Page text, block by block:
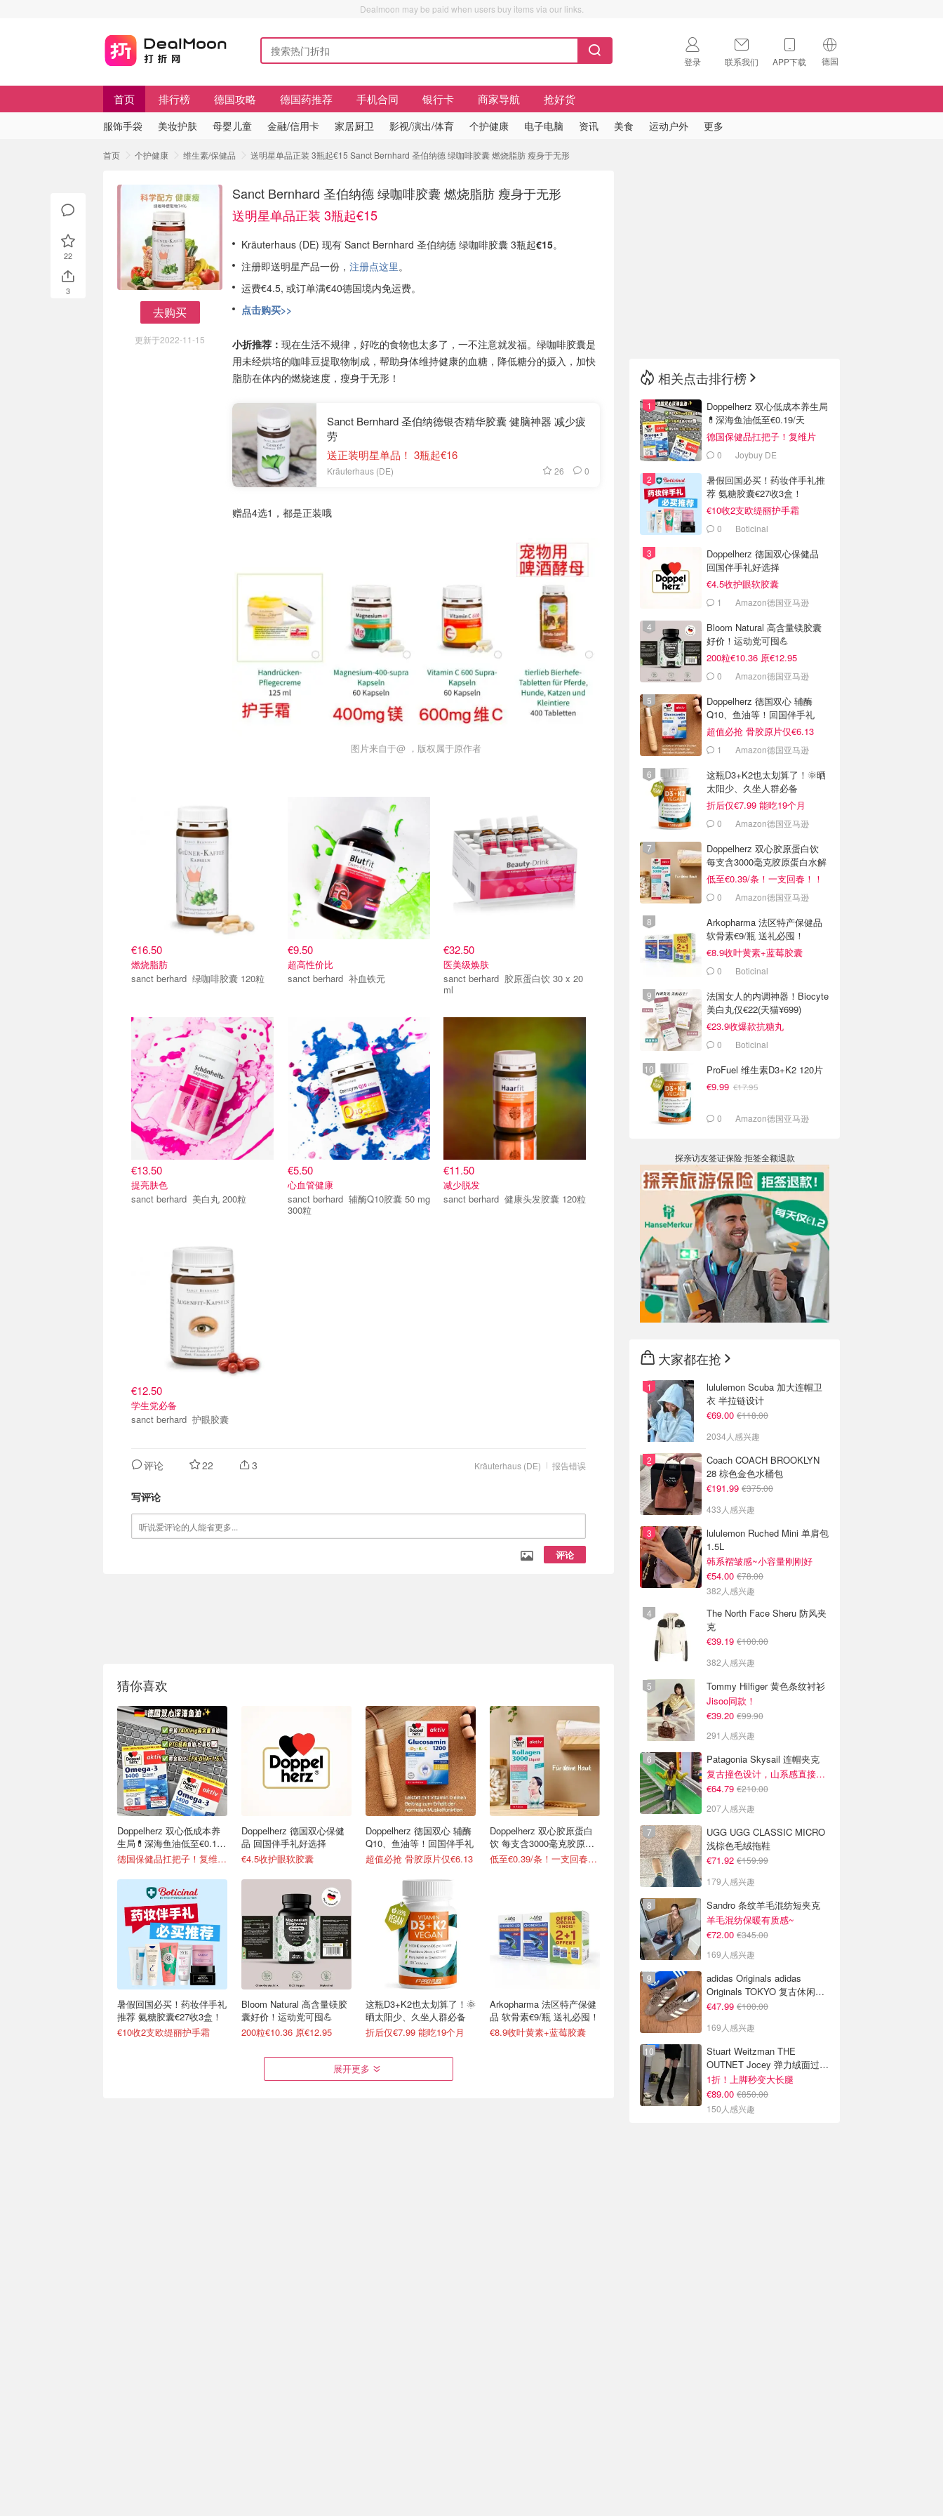
Dealmoon may be paid when users buy items via our links.
登录 联系我们 APP下载 德国
🇺🇸
首页 排行榜 德国攻略 德国药推荐 手机合同 银行卡 商家导航 抢好货
服饰手袋 美妆护肤 母婴儿童 金融/信用卡 家居厨卫 影视/演出/体育 个护健康 电子电脑 资讯 美食 运动户外 更多
首页 个护健康 维生素/保健品 送明星单品正装 3瓶起€15 Sanct Bernhard 圣伯纳德 绿咖啡胶囊 燃烧脂肪 瘦身于无形
去购买
更新于2022-11-15
Sanct Bernhard 圣伯纳德 绿咖啡胶囊 燃烧脂肪 瘦身于无形
送明星单品正装 3瓶起€15
Kräuterhaus (DE) 现有 Sanct Bernhard 圣伯纳德 绿咖啡胶囊 3瓶起€15。
注册即送明星产品一份， 注册点这里。
运费€4.5, 或订单满€40德国境内免运费。
点击购买>>
小折推荐： 现在生活不规律，好吃的食物也太多了，一不注意就发福。绿咖啡胶囊是
用未经烘培的咖啡豆提取物制成，帮助身体维持健康的血糖，降低糖分的摄入，加快
脂肪在体内的燃烧速度，瘦身于无形！
Sanct Bernhard 圣伯纳德银杏精华胶囊 健脑神器 减少疲
劳
送正装明星单品！ 3瓶起€16
Kräuterhaus (DE) 26 0
赠品4选1，都是正装哦
图片来自于@ ，版权属于原作者
€16.50
燃烧脂肪
sanct berhard 绿咖啡胶囊 120粒
€9.50
超高性价比
sanct berhard 补血铁元
€32.50
医美级焕肤
sanct berhard 胶原蛋白饮 30 x 20
ml
€13.50
提亮肤色
sanct berhard 美白丸 200粒
€5.50
心血管健康
sanct berhard 辅酶Q10胶囊 50 mg
300粒
€11.50
减少脱发
sanct berhard 健康头发胶囊 120粒
€12.50
学生党必备
sanct berhard 护眼胶囊
报告错误
Kräuterhaus (DE)
评论 22 3
写评论
评论
猜你喜欢
Doppelherz 双心低成本养
生局💊深海鱼油低至€0.19/
天
德国保健品扛把子！复维片€4.4收
暑假回国必买！药妆伴手礼
推荐 氨糖胶囊€27收3盒！
€10收2支欧缇丽护手霜
Doppelherz 德国双心保健
品 回国伴手礼好选择
€4.5收护眼软胶囊
Bloom Natural 高含量镁胶
囊好价！运动党可囤💪
200粒€10.36 原€12.95
Doppelherz 德国双心 辅酶
Q10、鱼油等！回国伴手礼
超值必抢 骨胶原片仅€6.13
这瓶D3+K2也太划算了！🌞
晒太阳少、久坐人群必备
折后仅€7.99 能吃19个月
Doppelherz 双心胶原蛋白
饮 每支含3000毫克胶原蛋
白水解物
低至€0.39/条！一支回春！！
Arkopharma 法区特产保健
品 软骨素€9/瓶 送礼必囤！
€8.9收叶黄素+蓝莓胶囊
展开更多
22
3
相关点击排行榜
Doppelherz 双心低成本养生局
💊深海鱼油低至€0.19/天
德国保健品扛把子！复维片
€4.4收
0 Joybuy DE
暑假回国必买！药妆伴手礼推
荐 氨糖胶囊€27收3盒！
€10收2支欧缇丽护手霜
0 Boticinal
Doppelherz 德国双心保健品
回国伴手礼好选择
€4.5收护眼软胶囊
1 Amazon德国亚马逊
Bloom Natural 高含量镁胶囊
好价！运动党可囤💪
200粒€10.36 原€12.95
0 Amazon德国亚马逊
Doppelherz 德国双心 辅酶
Q10、鱼油等！回国伴手礼
超值必抢 骨胶原片仅€6.13
1 Amazon德国亚马逊
这瓶D3+K2也太划算了！🌞晒
太阳少、久坐人群必备
折后仅€7.99 能吃19个月
0 Amazon德国亚马逊
Doppelherz 双心胶原蛋白饮
每支含3000毫克胶原蛋白水解
物
低至€0.39/条！一支回春！！
0 Amazon德国亚马逊
Arkopharma 法区特产保健品
软骨素€9/瓶 送礼必囤！
€8.9收叶黄素+蓝莓胶囊
0 Boticinal
法国女人的内调神器！Biocyte
美白丸仅€22(天猫¥699)
€23.9收爆款抗糖丸
0 Boticinal
ProFuel 维生素D3+K2 120片
€9.99 €17.95
0 Amazon德国亚马逊
探亲访友签证保险 拒签全额退款
大家都在抢
lululemon Scuba 加大连帽卫
衣 半拉链设计
€69.00 €118.00
2034人感兴趣
Coach COACH BROOKLYN
28 棕色金色水桶包
€191.99 €375.00
433人感兴趣
lululemon Ruched Mini 单肩包
1.5L
韩系褶皱感~小容量刚刚好
€54.00 €78.00
382人感兴趣
The North Face Sheru 防风夹
克
€39.19 €100.00
382人感兴趣
Tommy Hilfiger 黄色条纹衬衫
Jisoo同款！
€39.20 €99.90
291人感兴趣
Patagonia Skysail 连帽夹克
复古撞色设计，山系感直接拉满
€64.79 €210.00
207人感兴趣
UGG UGG CLASSIC MICRO
浅棕色毛绒拖鞋
€71.92 €159.99
179人感兴趣
Sandro 条纹羊毛混纺短夹克
羊毛混纺保暖有质感~
€72.00 €345.00
169人感兴趣
adidas Originals adidas
Originals TOKYO 复古休闲鞋
深棕色
€47.99 €100.00
169人感兴趣
Stuart Weitzman THE
OUTNET Jocey 弹力绒面过膝
靴
1折！上脚秒变大长腿
€89.00 €850.00
150人感兴趣